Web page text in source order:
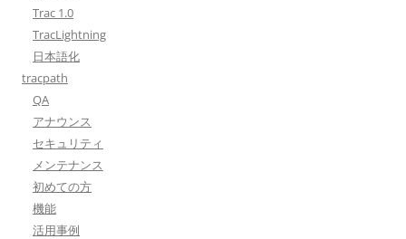
Trac 1.0
TracLightning
日本語化
tracpath
QA
アナウンス
セキュリティ
メンテナンス
初めての方
機能
活用事例